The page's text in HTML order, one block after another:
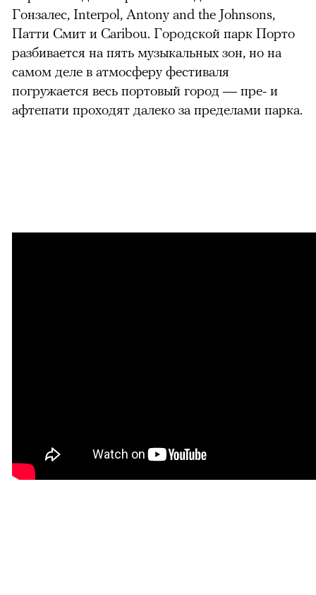
Гонзалес, Interpol, Antony and the Johnsons,
Патти Смит и Caribou. Городской парк Порто
разбивается на пять музыкальных зон, но на
самом деле в атмосферу фестиваля
погружается весь портовый город — пре- и
афтепати проходят далеко за пределами парка.